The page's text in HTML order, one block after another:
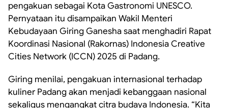
pengakuan sebagai Kota Gastronomi UNESCO.
Pernyataan itu disampaikan Wakil Menteri
Kebudayaan Giring Ganesha saat menghadiri Rapat
Koordinasi Nasional (Rakornas) Indonesia Creative
Cities Network (ICCN) 2025 di Padang.
Giring menilai, pengakuan internasional terhadap
kuliner Padang akan menjadi kebanggaan nasional
sekaligus mengangkat citra budaya Indonesia. “Kita